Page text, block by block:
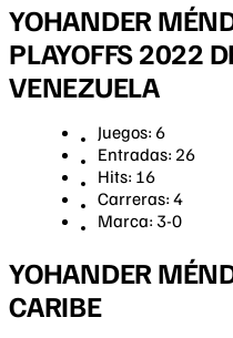
YOHANDER
PLAYOFFS 2022
VENEZUELA
Juegos: 6
Entradas: 26
Hits: 16
Carreras: 4
Marca: 3-0
YOHANDER
CARIBE